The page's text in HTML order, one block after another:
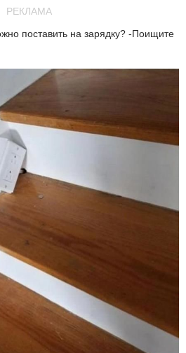
РЕКЛАМА
поставить на зарядку? -Поищите